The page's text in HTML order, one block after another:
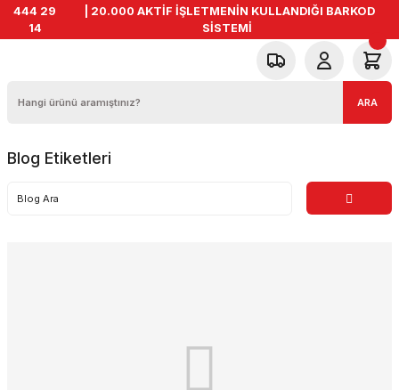
444 29
14
| 20.000 AKTİF İŞLETMENİN KULLANDIĞI BARKOD
SİSTEMİ
ARA
Blog Etiketleri